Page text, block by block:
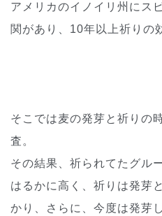
アメリカのイノイリ州にス
関があり、10年以上祈りの
そこでは麦の発芽と祈りの
査。
その結果、祈られてたグル
はるかに高く、祈りは発芽
かり、さらに、今度は発芽